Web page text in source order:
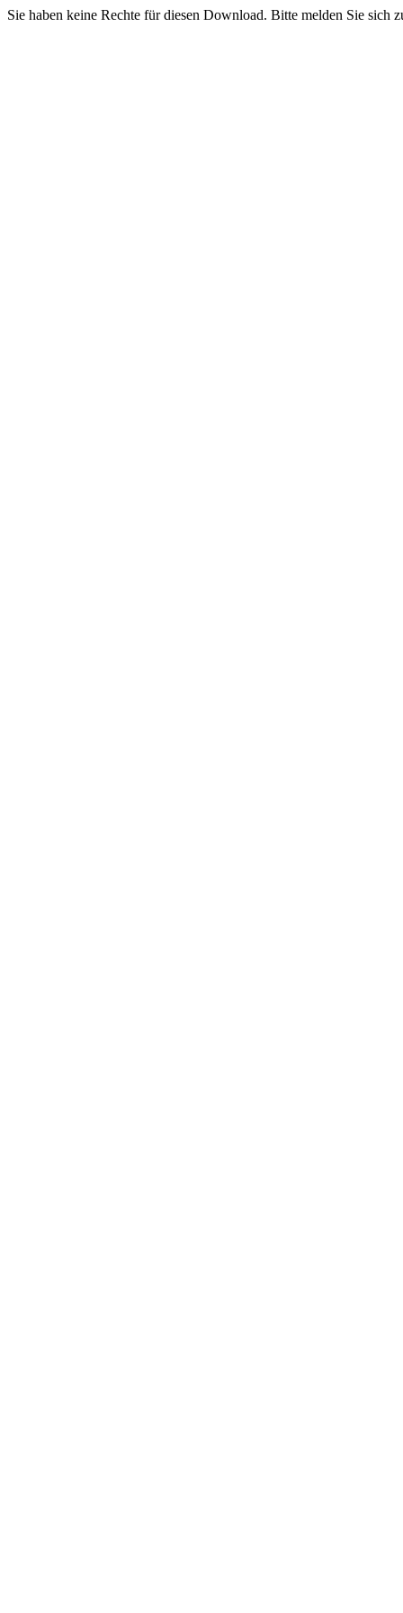
Sie haben keine Rechte für diesen Download. Bitte melden Sie sich